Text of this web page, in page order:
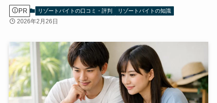
PR リゾートバイトの口コミ・評判 リゾートバイトの知識
2026年2月26日